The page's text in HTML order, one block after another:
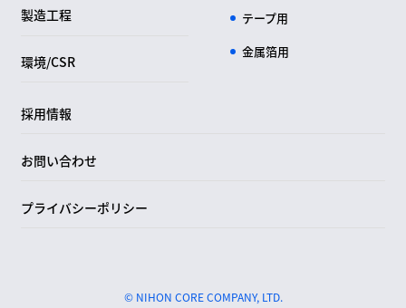
製造工程
環境/CSR
テープ用
金属箔用
採用情報
お問い合わせ
プライバシーポリシー
© NIHON CORE COMPANY, LTD.